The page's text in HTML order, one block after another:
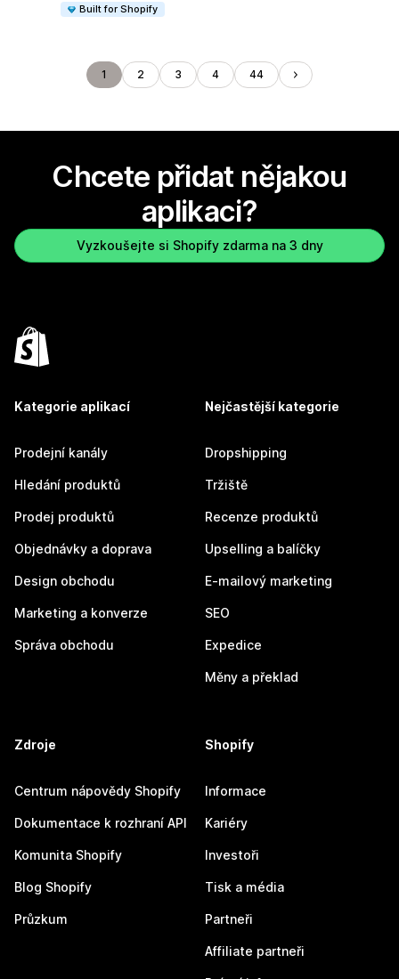
Built for Shopify
1 2 3 4 44
Chcete přidat nějakou
aplikaci?
Vyzkoušejte si Shopify zdarma na 3 dny
Kategorie aplikací
Prodejní kanály
Hledání produktů
Prodej produktů
Objednávky a doprava
Design obchodu
Marketing a konverze
Správa obchodu
Nejčastější kategorie
Dropshipping
Tržiště
Recenze produktů
Upselling a balíčky
E-mailový marketing
SEO
Expedice
Měny a překlad
Zdroje
Centrum nápovědy Shopify
Dokumentace k rozhraní API
Komunita Shopify
Blog Shopify
Průzkum
Shopify
Informace
Kariéry
Investoři
Tisk a média
Partneři
Affiliate partneři